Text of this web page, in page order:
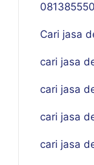
Cari jasa
cari jasa
cari jasa
cari jasa
cari jasa